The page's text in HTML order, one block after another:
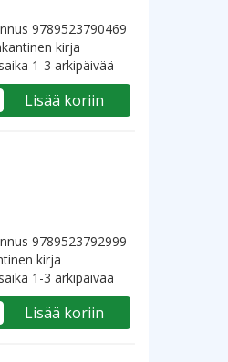
9789523790469
kirja
1-3 arkipäivää
Lisää koriin
9789523792999
kirja
1-3 arkipäivää
Lisää koriin